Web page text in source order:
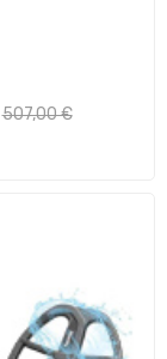
Prix
507,00 €